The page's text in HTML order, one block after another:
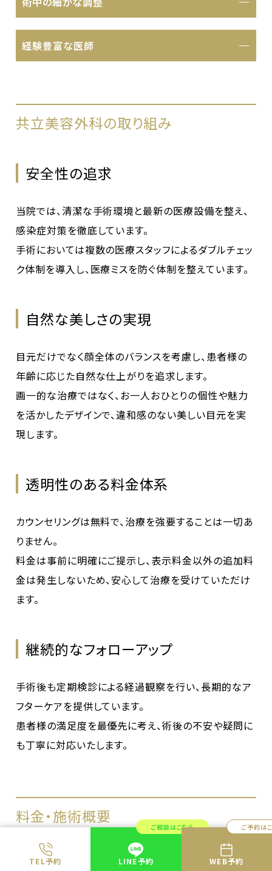
TEL予約
ご相談はこちら
LINE予約
ご予約は
WEB予約
経験豊富な医師
共立美容外科の取り組み
安全性の追求
当院では、清潔な手術環境と最新の医療設備を整え、
感染症対策を徹底しています。
手術においては複数の医療スタッフによるダブルチェッ
ク体制を導入し、医療ミスを防ぐ体制を整えています。
自然な美しさの実現
目元だけでなく顔全体のバランスを考慮し、患者様の
年齢に応じた自然な仕上がりを追求します。
画一的な治療ではなく、お一人おひとりの個性や魅力
を活かしたデザインで、違和感のない美しい目元を実
現します。
透明性のある料金体系
カウンセリングは無料で、治療を強要することは一切あ
りません。
料金は事前に明確にご提示し、表示料金以外の追加料
金は発生しないため、安心して治療を受けていただけ
ます。
継続的なフォローアップ
手術後も定期検診による経過観察を行い、長期的なア
フターケアを提供しています。
患者様の満足度を最優先に考え、術後の不安や疑問に
も丁寧に対応いたします。
料金・施術概要
料金表